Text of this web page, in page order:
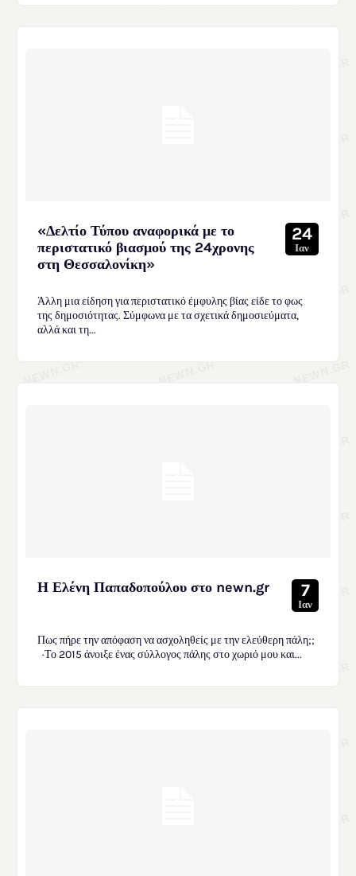
«Δελτίο Τύπου αναφορικά με το
περιστατικό βιασμού της 24χρονης
στη Θεσσαλονίκη»
24
Ιαν
Άλλη μια είδηση για περιστατικό έμφυλης βίας είδε το φως
της δημοσιότητας. Σύμφωνα με τα σχετικά δημοσιεύματα,
αλλά και τη...
Η Ελένη Παπαδοπούλου στο newn.gr 7
Ιαν
Πως πήρε την απόφαση να ασχοληθείς με την ελεύθερη πάλη;;
·Το 2015 άνοιξε ένας σύλλογος πάλης στο χωριό μου και...